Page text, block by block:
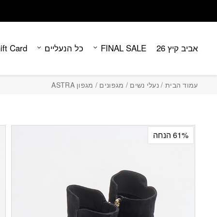
אביב קיץ 26 FINAL SALE כל הנעליים Card
עמוד הבית / נעלי נשים / מגפונים / מגפון ASTRA
61% הנחה